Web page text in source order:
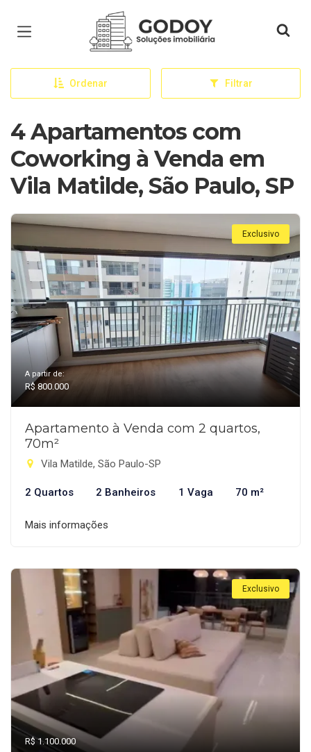
Página inicial
Ordenar Filtrar
4 Apartamentos com
Coworking à Venda em
Vila Matilde, São Paulo, SP
Exclusivo
A partir de:
R$ 800.000
Apartamento à Venda com 2 quartos,
70m²
Vila Matilde, São Paulo-SP
2 Quartos 2 Banheiros 1 Vaga 70 m²
Mais informações
Exclusivo
R$ 1.100.000